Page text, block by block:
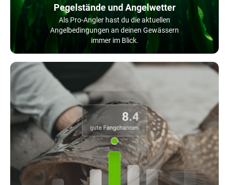
Pegelstände und Angelwetter
Als Pro-Angler hast du die aktuellen
Angelbedingungen an deinen Gewässern
immer im Blick.